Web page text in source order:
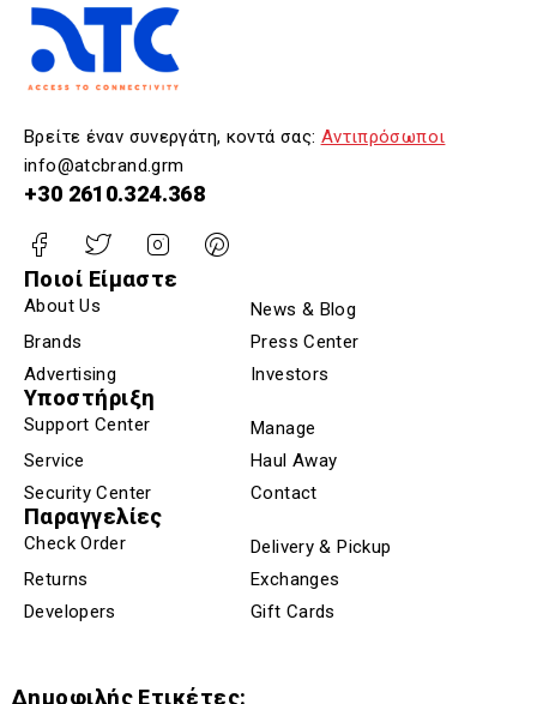
Βρείτε έναν συνεργάτη, κοντά σας: Αντιπρόσωποι
info@atcbrand.grm
+30 2610.324.368
Ποιοί Είμαστε
About Us
News & Blog
Brands
Press Center
Advertising
Investors
Υποστήριξη
Support Center
Manage
Service
Haul Away
Security Center
Contact
Παραγγελίες
Check Order
Delivery & Pickup
Returns
Exchanges
Developers
Gift Cards
Δημοφιλής Ετικέτες: